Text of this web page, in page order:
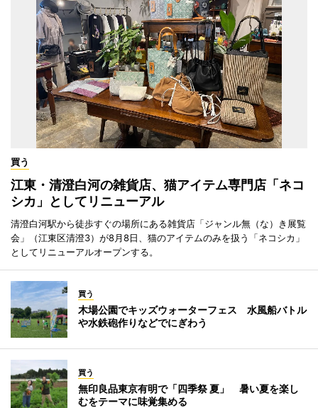
買う
江東・清澄白河の雑貨店、猫アイテム専門店「ネコ
シカ」としてリニューアル
清澄白河駅から徒歩すぐの場所にある雑貨店「ジャンル無（な）き展覧
会」（江東区清澄3）が8月8日、猫のアイテムのみを扱う「ネコシカ」
としてリニューアルオープンする。
買う
木場公園でキッズウォーターフェス 水風船バトル
や水鉄砲作りなどでにぎわう
買う
無印良品東京有明で「四季祭 夏」 暑い夏を楽し
むをテーマに味覚集める